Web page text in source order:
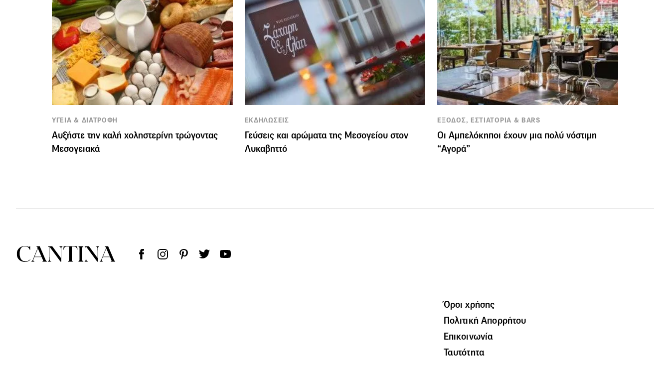
ΥΓΕΙΑ & ΔΙΑΤΡΟΦΗ
Αυξήστε την καλή χοληστερίνη τρώγοντας
Μεσογειακά
ΕΚΔΗΛΩΣΕΙΣ
Γεύσεις και αρώματα της Μεσογείου στον
Λυκαβηττό
ΕΞΟΔΟΣ, ΕΣΤΙΑΤΟΡΙΑ & BARS
Οι Αμπελόκηποι έχουν μια πολύ νόστιμη
“Αγορά”
Όροι χρήσης
Πολιτική Απορρήτου
Επικοινωνία
Ταυτότητα